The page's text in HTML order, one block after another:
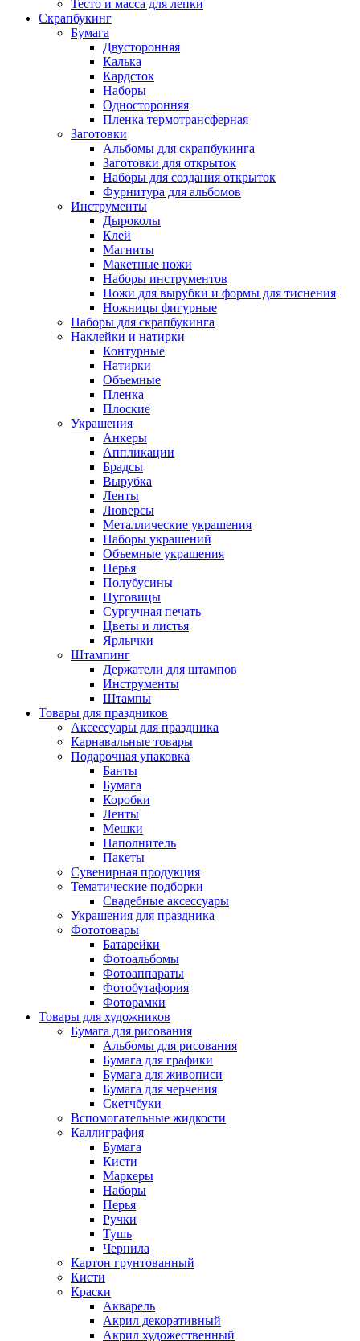
Тесто и масса для лепки
Скрапбукинг
Бумага
Двусторонняя
Калька
Кардсток
Наборы
Односторонняя
Пленка термотрансферная
Заготовки
Альбомы для скрапбукинга
Заготовки для открыток
Наборы для создания открыток
Фурнитура для альбомов
Инструменты
Дыроколы
Клей
Магниты
Макетные ножи
Наборы инструментов
Ножи для вырубки и формы для тиснения
Ножницы фигурные
Наборы для скрапбукинга
Наклейки и натирки
Контурные
Натирки
Объемные
Пленка
Плоские
Украшения
Анкеры
Аппликации
Брадсы
Вырубка
Ленты
Люверсы
Металлические украшения
Наборы украшений
Объемные украшения
Перья
Полубусины
Пуговицы
Сургучная печать
Цветы и листья
Ярлычки
Штампинг
Держатели для штампов
Инструменты
Штампы
Товары для праздников
Аксессуары для праздника
Карнавальные товары
Подарочная упаковка
Банты
Бумага
Коробки
Ленты
Мешки
Наполнитель
Пакеты
Сувенирная продукция
Тематические подборки
Свадебные аксессуары
Украшения для праздника
Фототовары
Батарейки
Фотоальбомы
Фотоаппараты
Фотобутафория
Фоторамки
Товары для художников
Бумага для рисования
Альбомы для рисования
Бумага для графики
Бумага для живописи
Бумага для черчения
Скетчбуки
Вспомогательные жидкости
Каллиграфия
Бумага
Кисти
Маркеры
Наборы
Перья
Ручки
Тушь
Чернила
Картон грунтованный
Кисти
Краски
Акварель
Акрил декоративный
Акрил художественный